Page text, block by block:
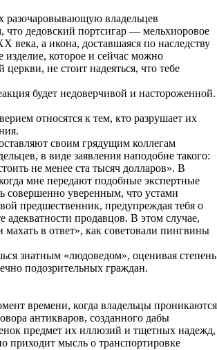
разочаровывающую владельцев
дедовский портсигар — мельхиоровое
века, а икона, доставшаяся по наследству
которое и сейчас можно
не стоит надеяться, что тебе
будет недоверчивой и настороженной.
относятся к тем, кто разрушает их
своим грядущим коллегам
в виде заявления наподобие такого:
не менее ста тысяч долларов». В
мне передают подобные экспертные
совершенно уверенным, что устами
предшественник, предупреждая тебя о
адекватности продавцов. В этом случае,
махать в ответ», как советовали пингвины
знатным «людоведом», оценивая степень
подозрительных граждан.
времени, когда владельцы проникаются
антикваров, созданного дабы
предмет их иллюзий и тщетных надежд,
приходит мысль о транспортировке